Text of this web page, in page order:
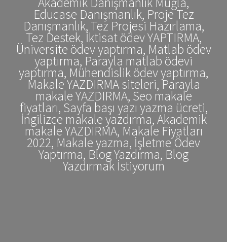
Educase Danışmanlık, Proje Tez
Danışmanlık, Tez Projesi Hazırlama,
Tez Destek, İktisat ödev YAPTIRMA,
Üniversite ödev yaptırma, Matlab ödev
yaptırma, Parayla matlab ödevi
yaptırma, Mühendislik ödev yaptırma,
Makale YAZDIRMA siteleri, Parayla
makale YAZDIRMA, Seo makale
fiyatları, Sayfa başı yazı yazma ücreti,
İngilizce makale yazdırma, Akademik
makale YAZDIRMA, Makale Fiyatları
2022, Makale yazma, İşletme Ödev
Yaptırma, Blog Yazdırma, Blog
Yazdırmak İstiyorum